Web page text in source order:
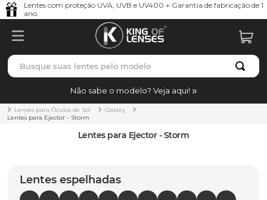
Lentes com proteção UVA, UVB e UV400 + Garantia de fabricação de 1
ano.
Busque suas lentes pelo modelo
Não sabe o modelo? Veja aqui!
Lentes para Óculos de Sol
Oakley
Lentes para Ejector - Storm
Lentes para Ejector - Storm
Lentes espelhadas
TERMOS MAIS BUSCADOS
1º borrachas
holbrook
5º chaves